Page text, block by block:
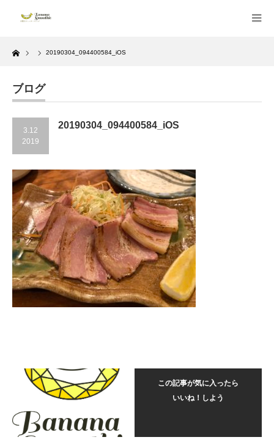
Home 20190304_094400584_iOS
ブログ
3.12
2019
20190304_094400584_iOS
この記事が気に入ったら
いいね！しよう